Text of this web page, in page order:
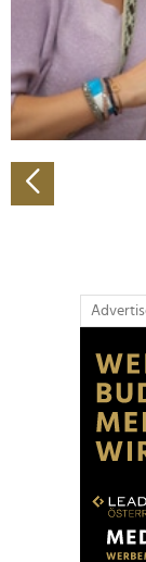
Wir
zu können und
analysieren.
Verwendung
soziale
Partner führen